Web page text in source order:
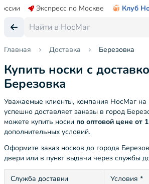
Экспресс по Москве Клуб
Главная Доставка Березовка
Купить носки с
Березовка
Уважаемые клиенты, компания НосМаг на
успешно доставляет заказы в город
можете купить носки по оптовой цене от
дополнительных условий.
Оформите заказ носков до города
двери или в пункт выдачи через службы
Служба доставки
Условия *